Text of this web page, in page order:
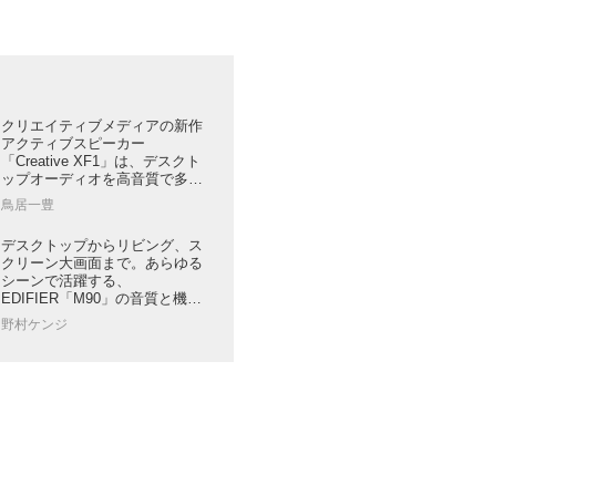
クリエイティブメディアの新作
アクティブスピーカー
「Creative XF1」は、デスクト
ップオーディオを高音質で多彩
に楽しめる逸品。有線・無線接
続ともにハイレゾに対応
鳥居一豊
デスクトップからリビング、ス
クリーン大画面まで。あらゆる
シーンで活躍する、
EDIFIER「M90」の音質と機能
性が凄すぎる！【動画レビュー
あり】
野村ケンジ